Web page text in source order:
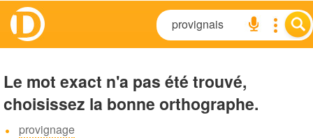
Le mot exact n'a pas été trouvé,
choisissez la bonne orthographe.
provignage